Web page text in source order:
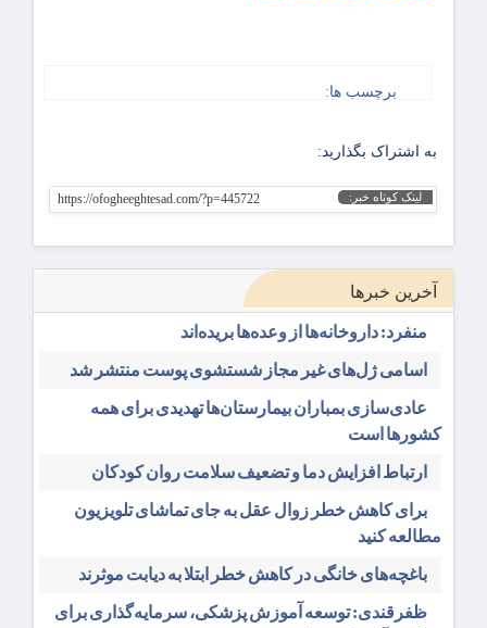
برچسب ها:
به اشتراک بگذارید:
لینک کوتاه خبر: https://ofogheeghtesad.com/?p=445722
آخرین خبرها
منفرد: داروخانه‌ها از وعده‌ها بریده‌اند
اسامی ژل‌های غیر مجاز شستشوی پوست منتشر شد
عادی‌سازی بمباران بیمارستان‌ها تهدیدی برای همه
کشورها است
ارتباط افزایش دما و تضعیف سلامت روان کودکان
برای کاهش خطر زوال عقل به جای تماشای تلویزیون
مطالعه کنید
باغچه‌های خانگی در کاهش خطر ابتلا به دیابت موثرند
ظفرقندی: توسعه آموزش پزشکی، سرمایه‌گذاری برای